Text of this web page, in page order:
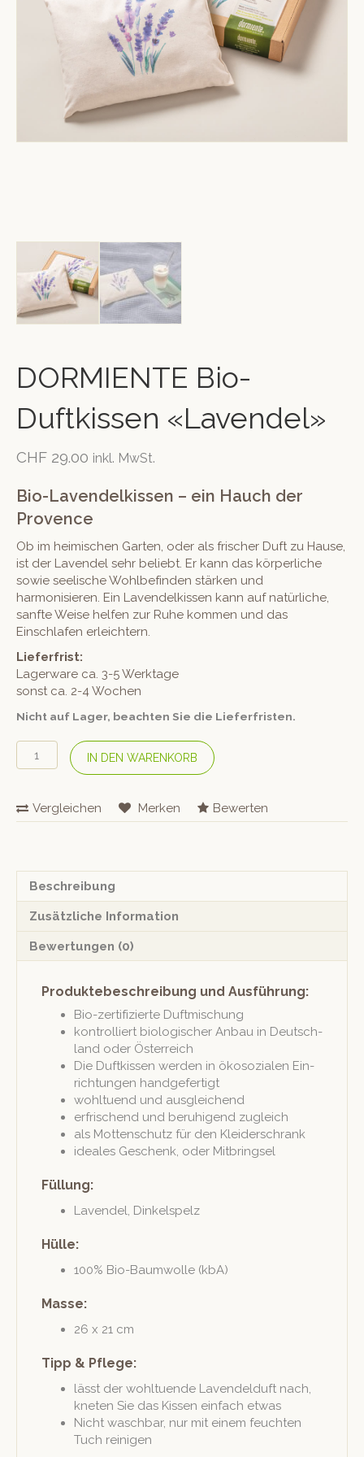
DORMIENTE Bio-
Duftkissen «Lavendel»
CHF 29.00 inkl. MwSt.
Bio-Lavendelkissen – ein Hauch der
Provence
Ob im heimischen Garten, oder als frischer Duft zu Hause,
ist der Lavendel sehr beliebt. Er kann das körperliche
sowie seelische Wohlbefinden stärken und
harmonisieren. Ein Lavendelkissen kann auf natürliche,
sanfte Weise helfen zur Ruhe kommen und das
Einschlafen erleichtern.
Lieferfrist:
Lagerware ca. 3-5 Werktage
sonst ca. 2-4 Wochen
Nicht auf Lager, beachten Sie die Lieferfristen.
DORMIENTE
Bio-
«Lavendel»
Menge
IN DEN WARENKORB
Vergleichen Merken Bewerten
Beschreibung
Zusätzliche Information
Bewertungen (0)
Produktebeschreibung und Ausführung:
Bio-zer­ti­fizierte Duftmischung
kon­trol­liert biol­o­gis­ch­er Anbau in Deutsch­
land oder Österreich
Die Duftkissen wer­den in ökosozialen Ein­
rich­tun­gen handgefertigt
wohltuend und ausgleichend
erfrischend und beruhi­gend zugleich
als Mot­ten­schutz für den Kleiderschrank
ide­ales Geschenk, oder Mitbringsel
Füllung:
Laven­del, Dinkelspelz
Hülle:
100% Bio-Baum­wolle (kbA)
Masse:
26 x 21 cm
Tipp & Pflege:
lässt der wohltuende Laven­del­duft nach,
kneten Sie das Kissen ein­fach etwas
Nicht waschbar, nur mit einem feucht­en
Tuch reinigen